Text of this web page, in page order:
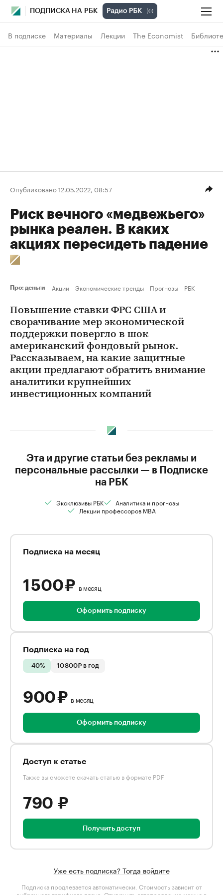
ПОДПИСКА НА РБК
В подписке Материалы Лекции The Economist
Опубликовано 12.05.2022, 08:57
Риск вечного «медвежьего»
рынка реален. В каких
акциях пересидеть падение
Про: деньги Акции Экономические тренды Прогнозы РБК
Повышение ставки ФРС США и
сворачивание мер экономической
поддержки повергло в шок
американский фондовый рынок.
Рассказываем, на какие защитные
акции предлагают обратить внимание
аналитики крупнейших
инвестиционных компаний
Эта и другие статьи без рекламы и
персональные рассылки — в Подписке
на РБК
Эксклюзивы РБК
Аналитика и прогнозы
Лекции профессоров MBA
Подписка на месяц
1 500 ₽ в месяц
Оформить подписку
Подписка на год
-40% 10 800₽ в год
900 ₽ в месяц
Оформить подписку
Доступ к статье
Также вы сможете скачать статью в формате PDF
790 ₽
Получить доступ
Уже есть подписка? Тогда войдите
Подписка продлевается автоматически. Стоимость зависит от